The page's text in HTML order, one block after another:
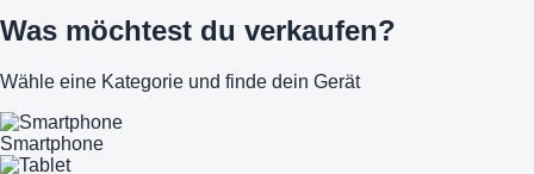
Was möchtest du verkaufen?
Wähle eine Kategorie und finde dein Gerät
Smartphone